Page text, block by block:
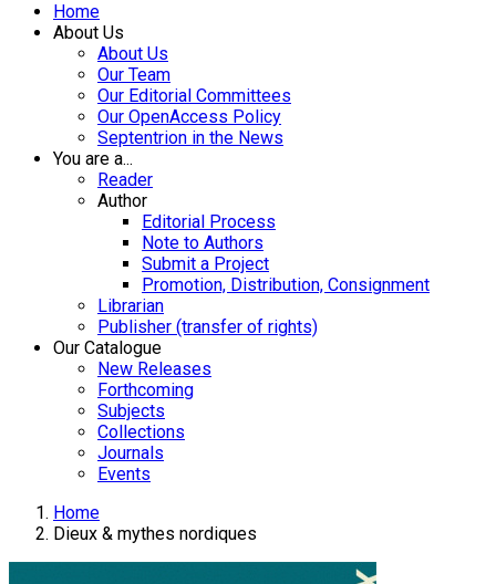
Home
About Us
About Us
Our Team
Our Editorial Committees
Our OpenAccess Policy
Septentrion in the News
You are a...
Reader
Author
Editorial Process
Note to Authors
Submit a Project
Promotion, Distribution, Consignment
Librarian
Publisher (transfer of rights)
Our Catalogue
New Releases
Forthcoming
Subjects
Collections
Journals
Events
Home
Dieux & mythes nordiques